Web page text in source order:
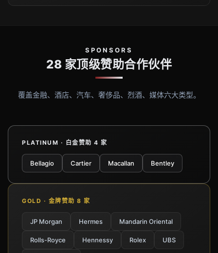
SPONSORS
28 家顶级赞助合作伙伴
覆盖金融、酒店、汽车、奢侈品、烈酒、媒体六大类型。
PLATINUM · 白金赞助 4 家
Bellagio Cartier Macallan Bentley
GOLD · 金牌赞助 8 家
JP Morgan Hermes Mandarin Oriental
Rolls-Royce Hennessy Rolex UBS